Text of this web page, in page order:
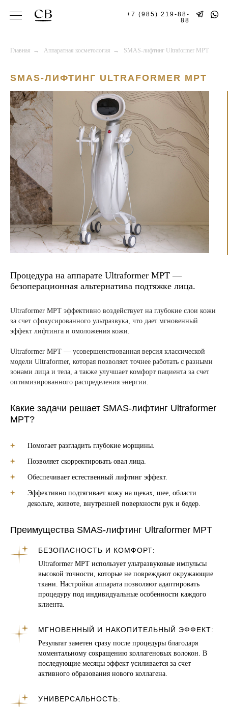
+7 (985) 219-88-
88
Главная → Аппаратная косметология → SMAS-лифтинг Ultraformer MPT
SMAS-ЛИФТИНГ ULTRAFORMER MPT
Процедура на аппарате Ultraformer MPT —
безоперационная альтернатива подтяжке лица.
Ultraformer MPT эффективно воздействует на глубокие слои кожи
за счет сфокусированного ультразвука, что дает мгновенный
эффект лифтинга и омоложения кожи.
Ultraformer MPT — усовершенствованная версия классической
модели Ultraformer, которая позволяет точнее работать с разными
зонами лица и тела, а также улучшает комфорт пациента за счет
оптимизированного распределения энергии.
Какие задачи решает SMAS-лифтинг Ultraformer
MPT?
Помогает разгладить глубокие морщины.
Позволяет скорректировать овал лица.
Обеспечивает естественный лифтинг эффект.
Эффективно подтягивает кожу на щеках, шее, области
декольте, животе, внутренней поверхности рук и бедер.
Преимущества SMAS-лифтинг Ultraformer MPT
БЕЗОПАСНОСТЬ И КОМФОРТ:
Ultraformer MPT использует ультразвуковые импульсы
высокой точности, которые не повреждают окружающие
ткани. Настройки аппарата позволяют адаптировать
процедуру под индивидуальные особенности каждого
клиента.
МГНОВЕННЫЙ И НАКОПИТЕЛЬНЫЙ ЭФФЕКТ:
Результат заметен сразу после процедуры благодаря
моментальному сокращению коллагеновых волокон. В
последующие месяцы эффект усиливается за счет
активного образования нового коллагена.
УНИВЕРСАЛЬНОСТЬ: